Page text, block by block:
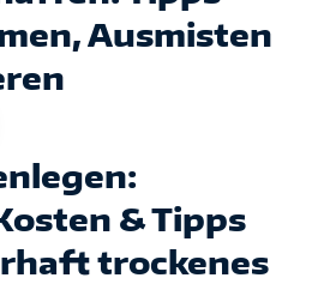
Ausmisten
& Tipps
trockenes